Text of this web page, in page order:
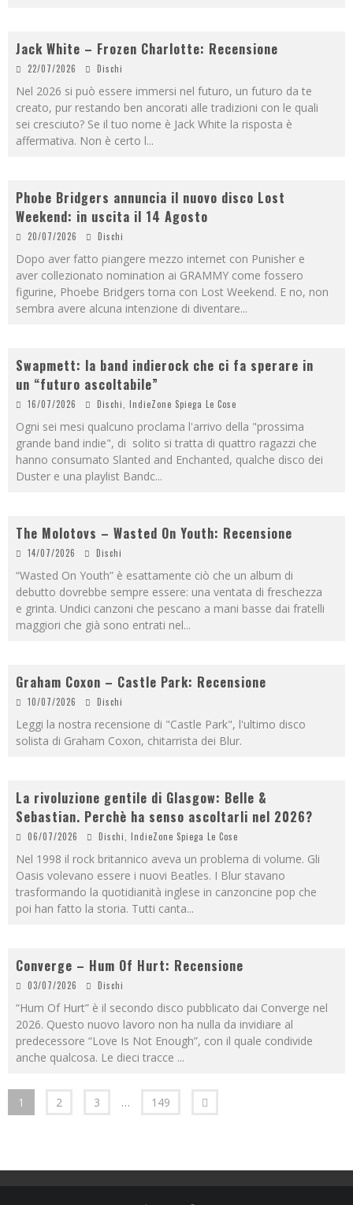
Jack White – Frozen Charlotte: Recensione
22/07/2026 Dischi
Nel 2026 si può essere immersi nel futuro, un futuro da te
creato, pur restando ben ancorati alle tradizioni con le quali
sei cresciuto? Se il tuo nome è Jack White la risposta è
affermativa. Non è certo l...
Phobe Bridgers annuncia il nuovo disco Lost
Weekend: in uscita il 14 Agosto
20/07/2026 Dischi
Dopo aver fatto piangere mezzo internet con Punisher e
aver collezionato nomination ai GRAMMY come fossero
figurine, Phoebe Bridgers torna con Lost Weekend. E no, non
sembra avere alcuna intenzione di diventare...
Swapmett: la band indierock che ci fa sperare in
un “futuro ascoltabile”
16/07/2026 Dischi IndieZone Spiega Le Cose
Ogni sei mesi qualcuno proclama l'arrivo della "prossima
grande band indie", di solito si tratta di quattro ragazzi che
hanno consumato Slanted and Enchanted, qualche disco dei
Duster e una playlist Bandc...
The Molotovs – Wasted On Youth: Recensione
14/07/2026 Dischi
“Wasted On Youth” è esattamente ciò che un album di
debutto dovrebbe sempre essere: una ventata di freschezza
e grinta. Undici canzoni che pescano a mani basse dai fratelli
maggiori che già sono entrati nel...
Graham Coxon – Castle Park: Recensione
10/07/2026 Dischi
Leggi la nostra recensione di "Castle Park", l'ultimo disco
solista di Graham Coxon, chitarrista dei Blur.
La rivoluzione gentile di Glasgow: Belle &
Sebastian. Perchè ha senso ascoltarli nel 2026?
06/07/2026 Dischi IndieZone Spiega Le Cose
Nel 1998 il rock britannico aveva un problema di volume. Gli
Oasis volevano essere i nuovi Beatles. I Blur stavano
trasformando la quotidianità inglese in canzoncine pop che
poi han fatto la storia. Tutti canta...
Converge – Hum Of Hurt: Recensione
03/07/2026 Dischi
“Hum Of Hurt” è il secondo disco pubblicato dai Converge nel
2026. Questo nuovo lavoro non ha nulla da invidiare al
predecessore “Love Is Not Enough”, con il quale condivide
anche qualcosa. Le dieci tracce ...
1 2 3 … 149